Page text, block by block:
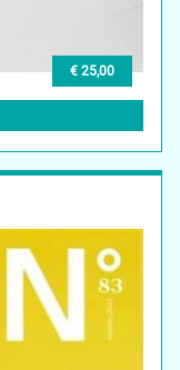
€ 25,00